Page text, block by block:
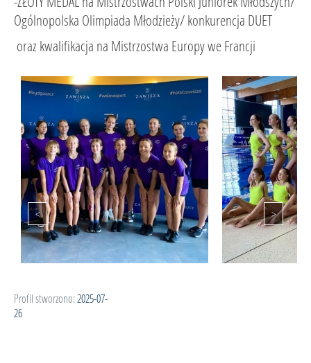
Ogólnopolska Olimpiada Młodzieży/ konkurencja DUET
oraz kwalifikacja na Mistrzostwa Europy we Francji
Profil stworzono: 2025-07-
26